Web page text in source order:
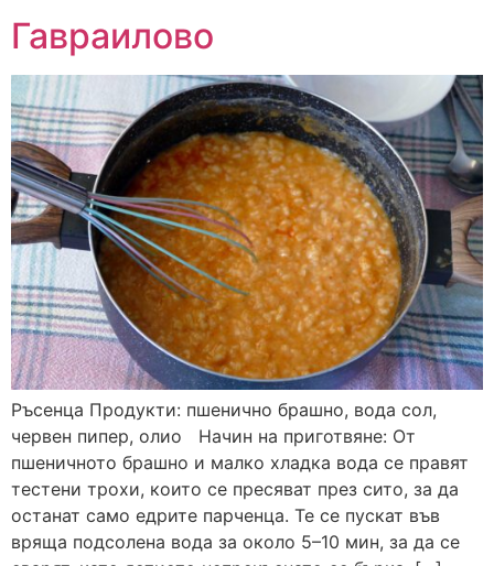
Гавраилово
Ръсенца Продукти: пшенично брашно, вода сол,
червен пипер, олио Начин на приготвяне: От
пшеничното брашно и малко хладка вода се правят
тестени трохи, които се пресяват през сито, за да
останат само едрите парченца. Те се пускат във
вряща подсолена вода за около 5–10 мин, за да се